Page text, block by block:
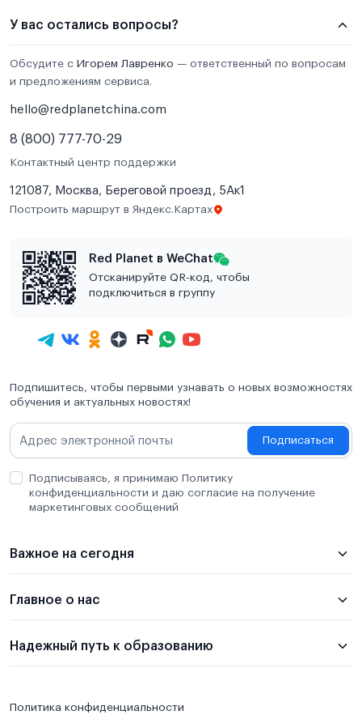
У вас остались вопросы?
Обсудите с Игорем Лавренко — ответственный по вопросам
и предложениям сервиса.
hello@redplanetchina.com
8 (800) 777-70-29
Контактный центр поддержки
121087, Москва, Береговой проезд, 5Ак1
Построить маршрут в Яндекс.Картах
Red Planet в WeChat
Отсканируйте QR-код, чтобы
подключиться в группу
Подпишитесь, чтобы первыми узнавать о новых возможностях
обучения и актуальных новостях!
Подписаться
Подписываясь, я принимаю Политику
конфиденциальности и даю согласие на получение
маркетинговых сообщений
Важное на сегодня
Главное о нас
Надежный путь к образованию
Политика конфиденциальности